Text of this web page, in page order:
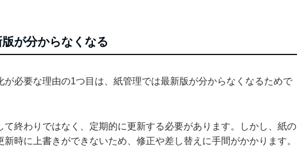
が分からなくなる
が必要な理由の1つ目は、紙管理では最新版が分からなくなるためで
て終わりではなく、定期的に更新する必要があります。しかし、紙の
新時に上書きができないため、修正や差し替えに手間がかかります。